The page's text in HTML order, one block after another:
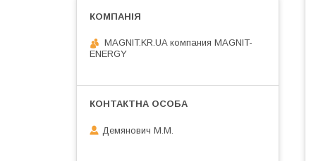
MAGNIT.KR.UA компания MAGNIT-
ENERGY
Демянович М.М.